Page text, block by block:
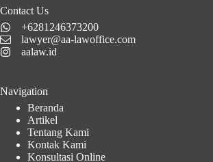
Contact Us
+6281246373200
lawyer@aa-lawoffice.com
aalaw.id
Navigation
Beranda
Artikel
Tentang Kami
Kontak Kami
Konsultasi Online